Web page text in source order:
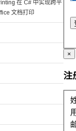
在 C# 中实现跨平
文档打印
×
注